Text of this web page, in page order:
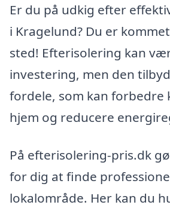
Er du på udkig efter
i Kragelund? Du er
sted! Efterisolering kan
investering, men den
fordele, som kan forbedre
hjem og reducere
På efterisolering-pris.dk
for dig at finde
lokalområde. Her kan du